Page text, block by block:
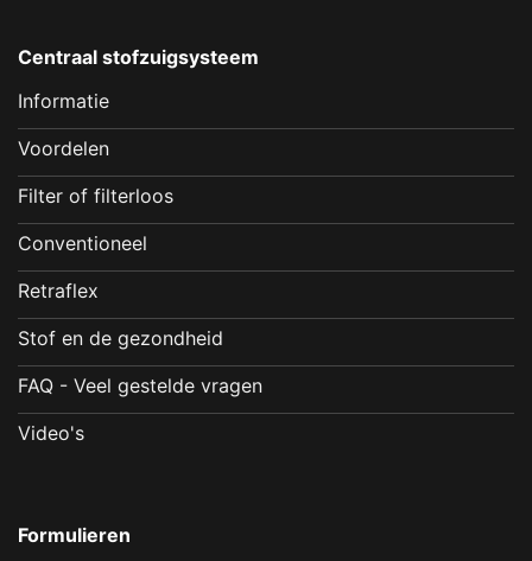
Centraal stofzuigsysteem
Informatie
Voordelen
Filter of filterloos
Conventioneel
Retraflex
Stof en de gezondheid
FAQ - Veel gestelde vragen
Video's
Formulieren